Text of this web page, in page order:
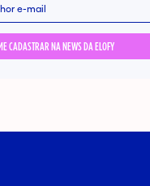
CADASTRAR NA NEWS DA ELOFY